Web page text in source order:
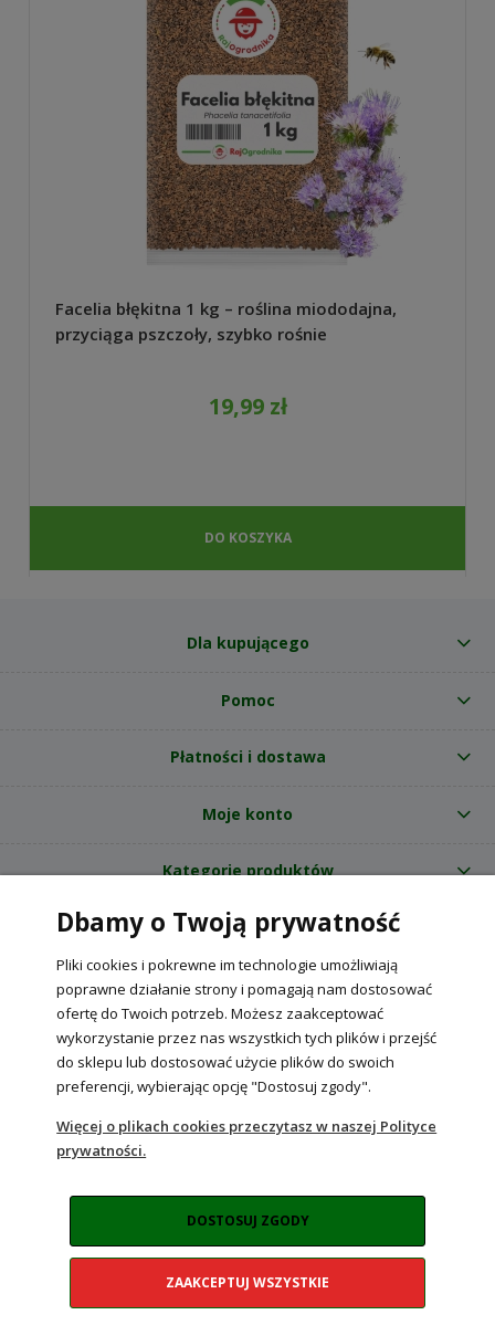
Facelia błękitna 1 kg – roślina miododajna,
przyciąga pszczoły, szybko rośnie
19,99 zł
DO KOSZYKA
Dla kupującego
Pomoc
Płatności i dostawa
Moje konto
Kategorie produktów
O nas
Internetowy sklep ogrodniczy z nasionami RajOgrodnika.pl
NIP: 6090037061, REGON: 260240470 | Czarnca, ul. Tęczowa 31, 29-100
POKAŻ PEŁNĄ WERSJĘ STRONY
Sklep internetowy Shoper Premium
NahoMedia.com
Dbamy o Twoją prywatność
Pliki cookies i pokrewne im technologie umożliwiają
poprawne działanie strony i pomagają nam dostosować
ofertę do Twoich potrzeb. Możesz zaakceptować
wykorzystanie przez nas wszystkich tych plików i przejść
do sklepu lub dostosować użycie plików do swoich
preferencji, wybierając opcję "Dostosuj zgody".
Więcej o plikach cookies przeczytasz w naszej Polityce
prywatności.
DOSTOSUJ ZGODY
ZAAKCEPTUJ WSZYSTKIE